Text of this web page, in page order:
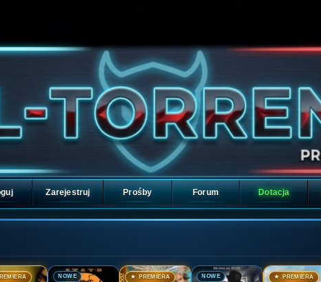
Zarejestruj Prośby Forum Dotacja
NOWE ★ PREMIERA NOWE ★ PREMIERA